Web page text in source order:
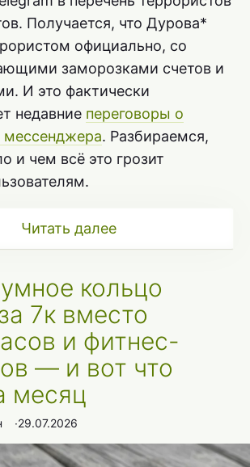
Получается, что Дурова*
официально, со
заморозками счетов и
И это фактически
недавние переговоры о
мессенджера. Разбираемся,
и чем всё это грозит
Читать далее
кольцо
7к вместо
и фитнес-
— и вот что
месяц
∙29.07.2026